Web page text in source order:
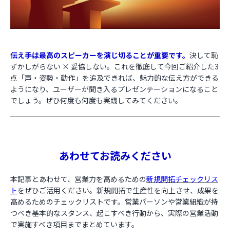
伝え手は最高のスピーカーを演じ切ることが重要です。 決して恥
ずかしがらない × 妥協しない。これを徹底して今回ご紹介した3
点「声・姿勢・動作」を追及できれば、魅力的な伝え方ができる
ようになり、ユーザーが聞き入るプレゼンテーションになること
でしょう。ぜひ何度も何度も実践してみてください。
あわせてお読みください
本記事とあわせて、営業力を高めるための新規開拓チェックリス
トをぜひご活用ください。新規開拓で生産性を向上させ、成果を
高めるためのチェックリストです。営業パーソンや営業組織が持
つべき基本的なスタンス、起こすべき行動から、実際の営業活動
で実施すべき項目までまとめています。